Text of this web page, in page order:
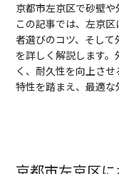
メニ
ブ
京都市左京区で砂壁
この記事では、左京
者選びのコツ、そし
を詳しく解説します
く、耐久性を向上さ
特性を踏まえ、最適な